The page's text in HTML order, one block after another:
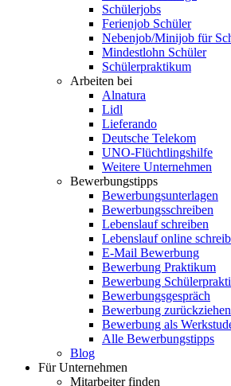
Schülerjobs
Ferienjob Schüler
Nebenjob/Minijob für
Mindestlohn Schüler
Schülerpraktikum
Arbeiten bei
Alnatura
Lidl
Lieferando
Deutsche Telekom
UNO-Flüchtlingshilfe
Weitere Unternehmen
Bewerbungstipps
Bewerbungsunterlagen
Bewerbungsschreiben
Lebenslauf schreiben
Lebenslauf online
E-Mail Bewerbung
Bewerbung Praktikum
Bewerbung
Bewerbungsgespräch
Bewerbung zurückziehen
Bewerbung als
Alle Bewerbungstipps
Blog
Für Unternehmen
Mitarbeiter finden